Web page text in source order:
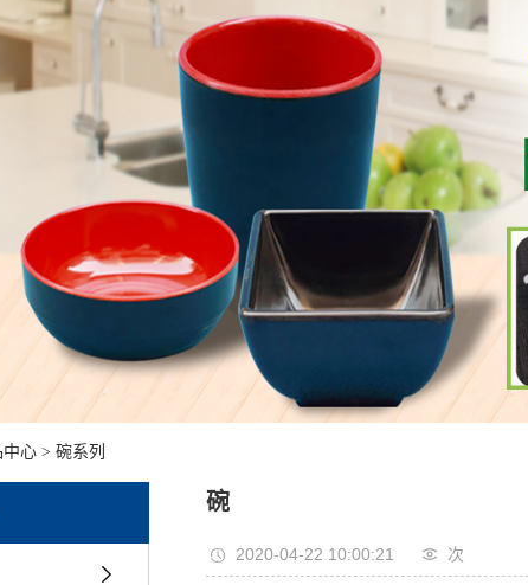
中心 > 碗系列
碗
2020-04-22 10:00:21 次